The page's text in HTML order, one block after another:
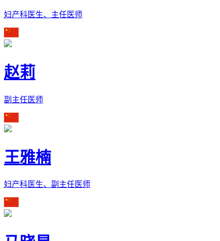
妇产科医生、主任医师
赵莉
副主任医师
王雅楠
妇产科医生、副主任医师